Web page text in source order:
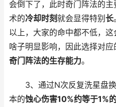
会倒下了，此时奇门阵法的
术的冷却时刻就会显得特别 长
以上，大家的命中都不低，
啥子明显影响，因此选择对
奇门阵法的生存能力。
3、通过N次反复洗星盘换
本的蚀心伤害10%约等于1%